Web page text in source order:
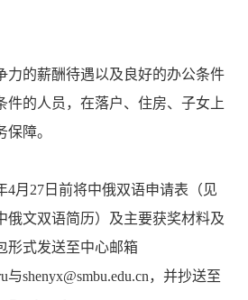
力的薪酬待遇以及良好的办公条件
件的人员，在落户、住房、子女上
障。
4月27日前将中俄双语申请表（见
俄文双语简历）及主要获奖材料及
形式发送至中心邮箱
与shenyx@smbu.edu.cn，并抄送至